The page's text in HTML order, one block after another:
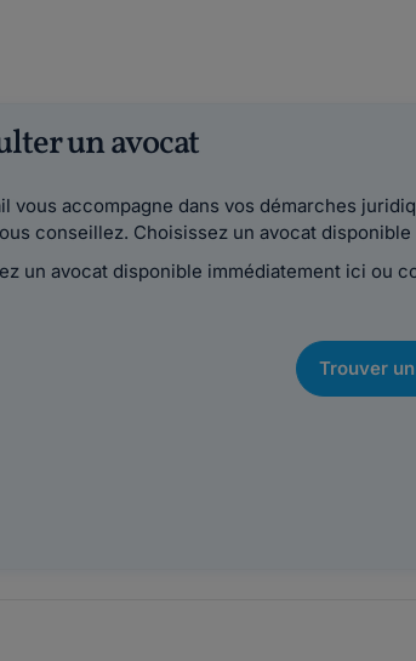
un avocat
vous accompagne dans vos démarches
conseillez. Choisissez un avocat
un avocat disponible immédiatement ici ou
Trouver